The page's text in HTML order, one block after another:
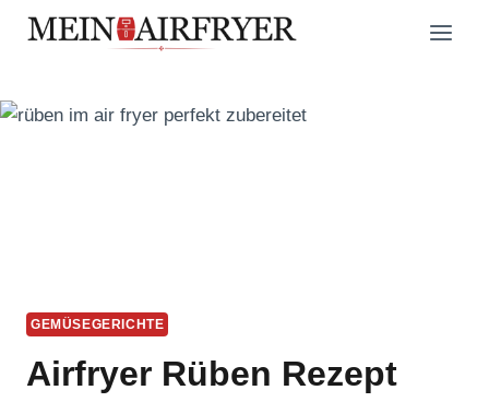
Zum
Inhalt
GEMÜSEGERICHTE
Airfryer Rüben Rezept